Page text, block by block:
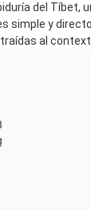
del
simple y
al